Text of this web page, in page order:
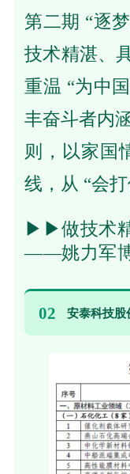
第二期 “逐
技术精湛、
重温 “为中
丰奋斗者内
则，以家国
线，从 “会
▶▶做技术
——姚力军博
02 安泰科技股